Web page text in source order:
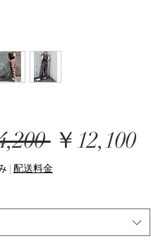
通
常
価
格
￥12,100セ
ル
価
| 配送料金